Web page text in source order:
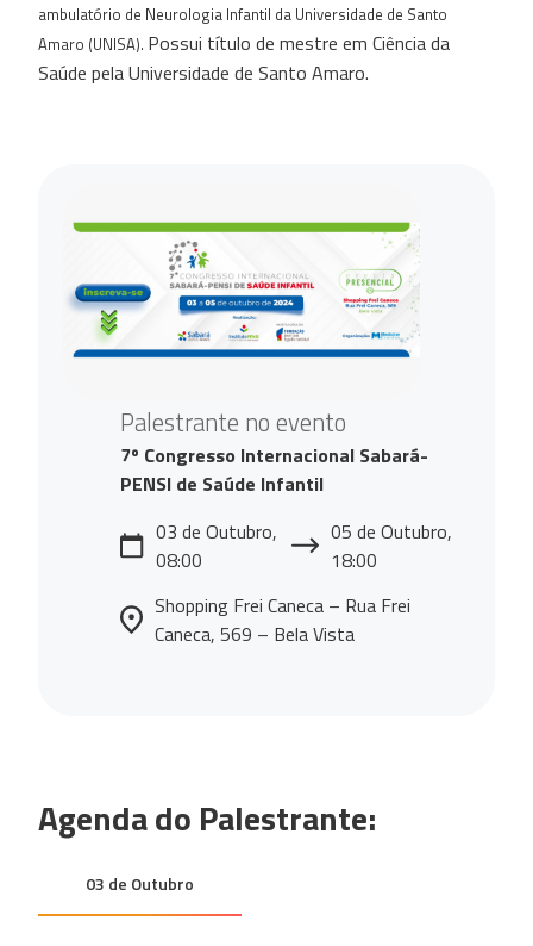
ambulatório de Neurologia Infantil da Universidade de Santo
Amaro (UNISA). Possui título de mestre em Ciência da
Saúde pela Universidade de Santo Amaro.
Palestrante no evento
7º Congresso Internacional Sabará-
PENSI de Saúde Infantil
03 de Outubro,
08:00
05 de Outubro,
18:00
Shopping Frei Caneca – Rua Frei
Caneca, 569 – Bela Vista
Agenda do Palestrante:
03 de Outubro